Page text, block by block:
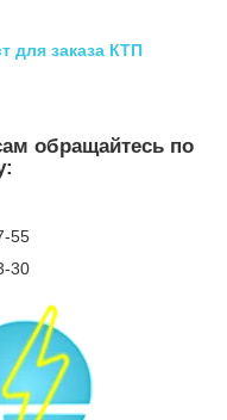
для заказа КТП
обращайтесь по
55
30